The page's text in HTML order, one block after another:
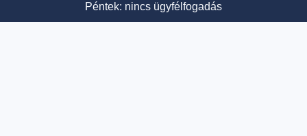
Péntek: nincs ügyfélfogadás